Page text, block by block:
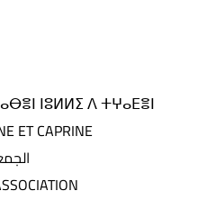
ⵏⵓⵍⵍⵉ ⴷ ⵜⵖⴰⴹⴻⵏ
ET CAPRINE